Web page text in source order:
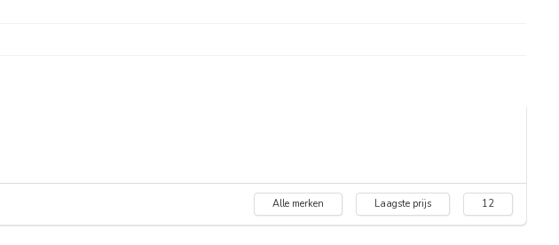
Alle merken Laagste prijs 12